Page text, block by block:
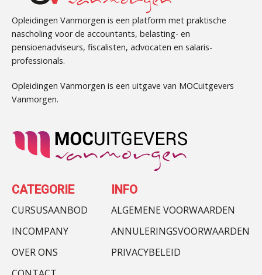
Opleidingen Vanmorgen is een platform met praktische
nascholing voor de accountants, belasting- en
pensioenadviseurs, fiscalisten, advocaten en salaris-
professionals.
Opleidingen Vanmorgen is een uitgave van MOCuitgevers
Vanmorgen.
CATEGORIE
CURSUSAANBOD
INCOMPANY
OVER ONS
INFO
ALGEMENE VOORWAARDEN
ANNULERINGSVOORWAARDEN
PRIVACYBELEID